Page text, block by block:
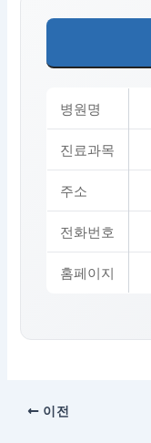
병원명
진료과목
주소
전화번호
홈페이지
이전